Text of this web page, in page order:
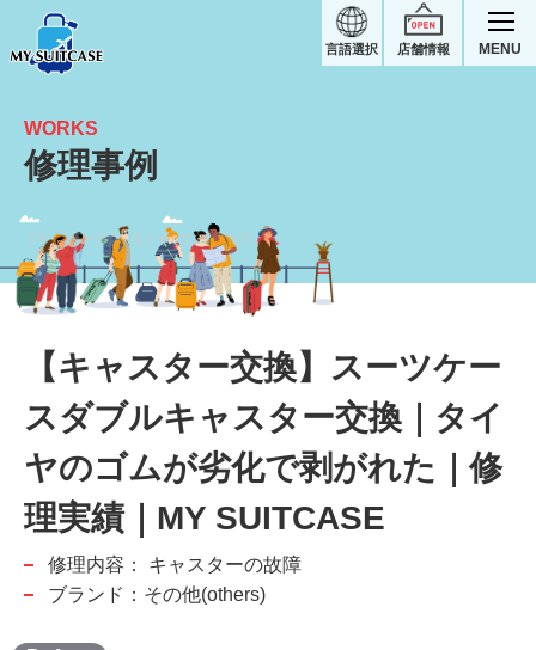
店舗情報
言語選択 MENU
【キャスター交換】タイヤのゴムが劣化で剥がれた｜ノーブランドスーツケース修理実績
WORKS
修理事例
【キャスター交換】スーツケー
スダブルキャスター交換｜タイ
ヤのゴムが劣化で剥がれた｜修
理実績｜MY SUITCASE
修理内容：
キャスターの故障
ブランド：その他(others)